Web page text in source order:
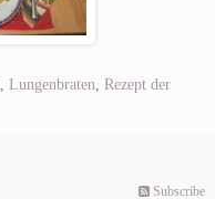
Lungenbraten Rezept der
Subscribe